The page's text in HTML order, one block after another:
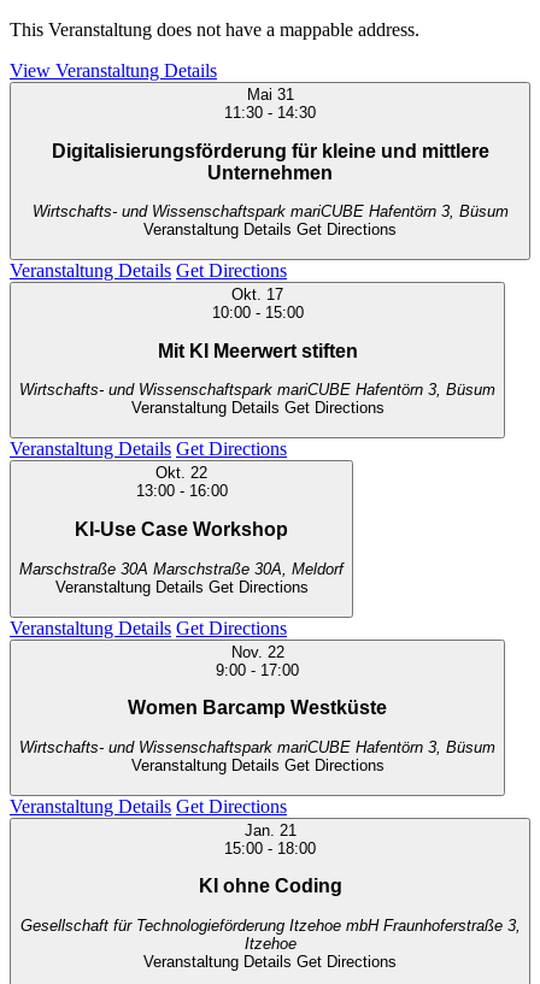
This Veranstaltung does not have a mappable address.
View Veranstaltung Details
Mai 31
11:30 - 14:30
Digitalisierungsförderung für kleine und mittlere
Unternehmen
Wirtschafts- und Wissenschaftspark mariCUBE
Hafentörn 3, Büsum
Veranstaltung Details Get Directions
Veranstaltung Details Get Directions
Okt. 17
10:00 - 15:00
Mit KI Meerwert stiften
Wirtschafts- und Wissenschaftspark mariCUBE
Hafentörn 3, Büsum
Veranstaltung Details Get Directions
Veranstaltung Details Get Directions
Okt. 22
13:00 - 16:00
KI-Use Case Workshop
Marschstraße 30A
Marschstraße 30A, Meldorf
Veranstaltung Details Get Directions
Veranstaltung Details Get Directions
Nov. 22
9:00 - 17:00
Women Barcamp Westküste
Wirtschafts- und Wissenschaftspark mariCUBE
Hafentörn 3, Büsum
Veranstaltung Details Get Directions
Veranstaltung Details Get Directions
Jan. 21
15:00 - 18:00
KI ohne Coding
Gesellschaft für Technologieförderung Itzehoe mbH Fraunhoferstraße 3,
Itzehoe
Veranstaltung Details Get Directions